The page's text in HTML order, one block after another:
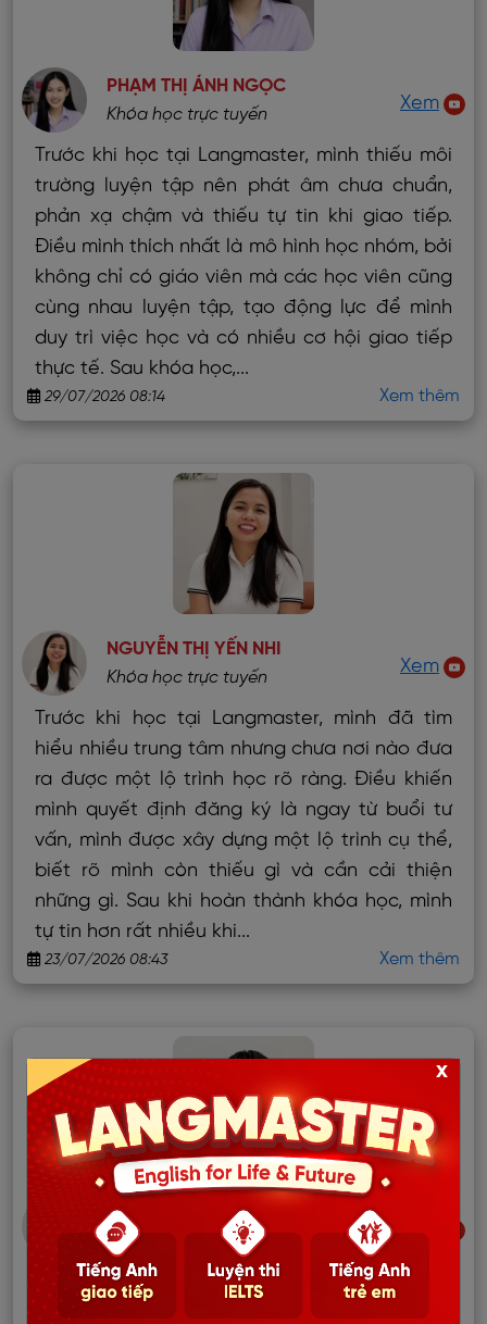
PHẠM THỊ ÁNH NGỌC
Khóa học trực tuyến
Xem
Trước khi học tại Langmaster, mình thiếu môi
trường luyện tập nên phát âm chưa chuẩn,
phản xạ chậm và thiếu tự tin khi giao tiếp.
Điều mình thích nhất là mô hình học nhóm, bởi
không chỉ có giáo viên mà các học viên cũng
cùng nhau luyện tập, tạo động lực để mình
duy trì việc học và có nhiều cơ hội giao tiếp
thực tế. Sau khóa học,...
29/07/2026 08:14 Xem thêm
NGUYỄN THỊ YẾN NHI
Khóa học trực tuyến
Xem
Trước khi học tại Langmaster, mình đã tìm
hiểu nhiều trung tâm nhưng chưa nơi nào đưa
ra được một lộ trình học rõ ràng. Điều khiến
mình quyết định đăng ký là ngay từ buổi tư
vấn, mình được xây dựng một lộ trình cụ thể,
biết rõ mình còn thiếu gì và cần cải thiện
những gì. Sau khi hoàn thành khóa học, mình
tự tin hơn rất nhiều khi...
23/07/2026 08:43 Xem thêm
HÀ THANH BÌNH
Khóa học trực tuyến
Xem
Trước khi học tại Langmaster, mình từng trượt
một buổi phỏng vấn dù được đánh giá
x